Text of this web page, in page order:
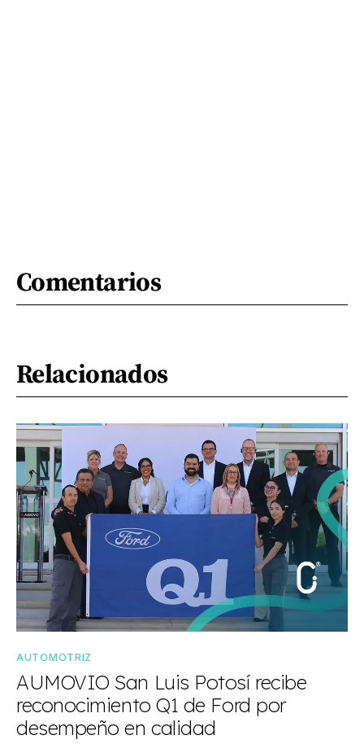
Comentarios
Relacionados
AUTOMOTRIZ
AUMOVIO San Luis Potosí recibe
reconocimiento Q1 de Ford por
desempeño en calidad